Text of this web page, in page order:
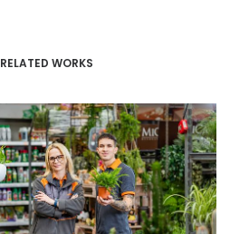
RELATED WORKS